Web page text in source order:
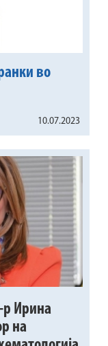
во
10.07.2023
р Ирина
на